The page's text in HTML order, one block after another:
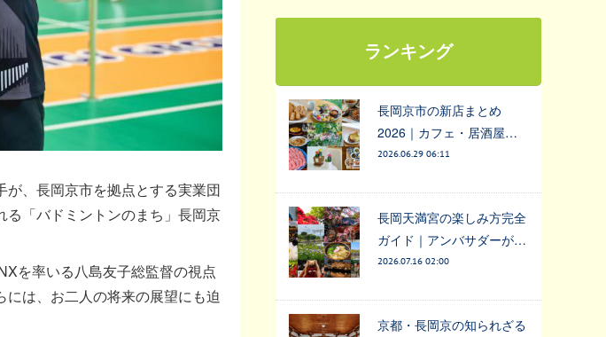
、長岡京市を拠点とする実業団
「バドミントンのまち」長岡京
を率いる八島友子総監督の視点
は、お二人の将来の展望にも迫
ランキング
長岡京市の新店まとめ
2026｜カフェ・居酒屋…
2026.06.29 06:11
長岡天満宮の楽しみ方完全
ガイド｜アンバサダーが…
2026.07.16 02:00
京都・長岡京の知られざる